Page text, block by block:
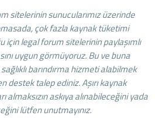
sitelerinin sunucularımız üzerinde
çok fazla kaynak tüketimi
için legal forum sitelerinin paylaşımlı
uygun görmüyoruz. Bu ve buna
barındırma hizmeti alabilmek
destek talep ediniz. Aşırı kaynak
askıya alınabileceğini yada
lütfen unutmayınız.